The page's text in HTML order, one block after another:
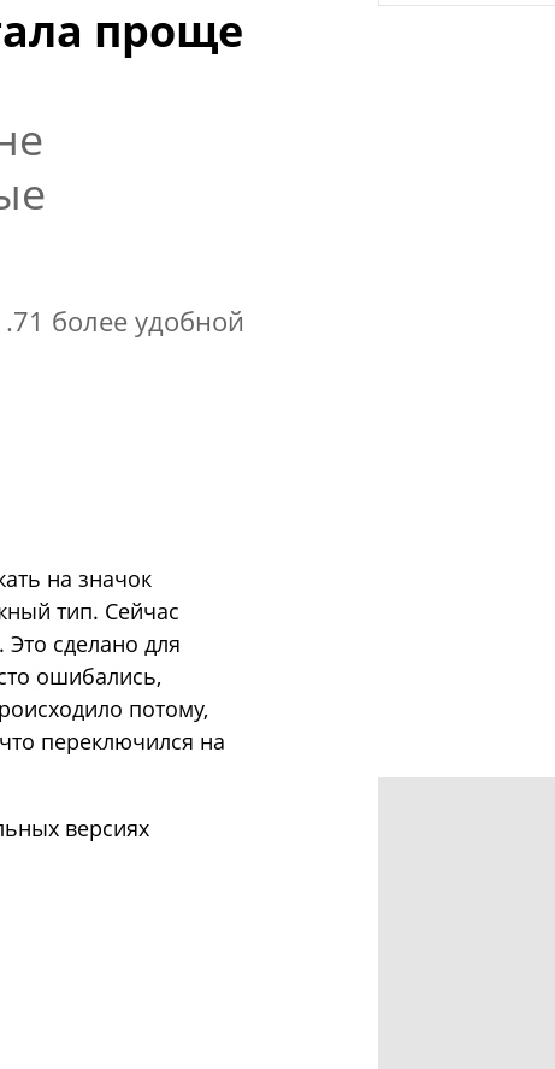
проще
более удобной
на значок
тип. Сейчас
сделано для
ошибались,
потому,
переключился на
версиях